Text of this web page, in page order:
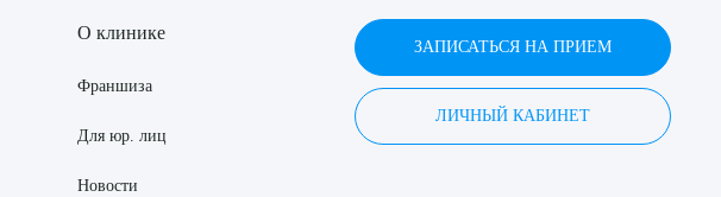
О клинике
Франшиза
Для юр. лиц
Новости
ЗАПИСАТЬСЯ НА ПРИЕМ
ЛИЧНЫЙ КАБИНЕТ